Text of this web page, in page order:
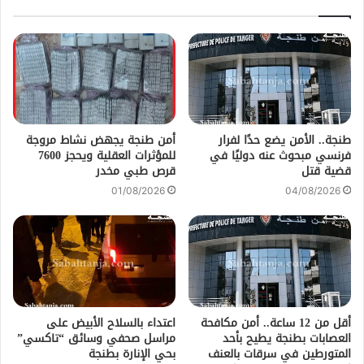
طنجة.. الأمن يضع حدًا لفرار
فرنسي مبحوث عنه دوليًا في
قضية قتل
04/08/2026
أمن طنجة يجهض نشاط مروجة
للمؤثرات العقلية ويحجز 7600
قرص طبي مخدر
01/08/2026
أقل من 12 ساعة.. أمن مكافحة
العصابات بطنجة يطيح بأحد
المتورطين في سرقات بالعنف
اعتداء بالسلاح الأبيض على
مراسل صحفي وسائق “تاكسي”
بحي الإنارة بطنجة